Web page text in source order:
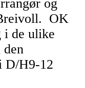
og
OK
i de ulike
den
D/H9-12